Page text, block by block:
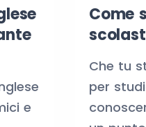
e
Come
Che tu
per